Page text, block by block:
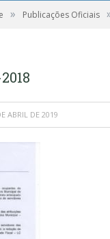
» Publicações Oficiais
ABRIL DE 2019